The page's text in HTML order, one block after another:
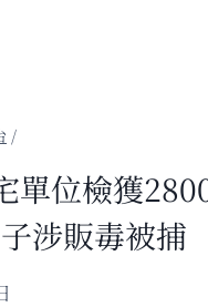
/
單位檢獲
涉販毒被捕